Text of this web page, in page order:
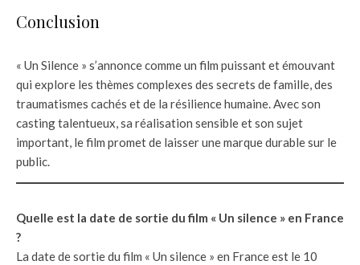
Conclusion
« Un Silence » s’annonce comme un film puissant et émouvant
qui explore les thèmes complexes des secrets de famille, des
traumatismes cachés et de la résilience humaine. Avec son
casting talentueux, sa réalisation sensible et son sujet
important, le film promet de laisser une marque durable sur le
public.
Quelle est la date de sortie du film « Un silence » en France
?
La date de sortie du film « Un silence » en France est le 10